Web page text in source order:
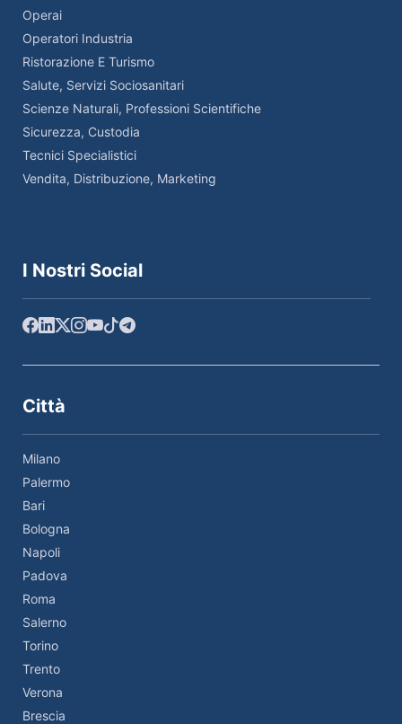
Operai
Operatori Industria
Ristorazione E Turismo
Salute, Servizi Sociosanitari
Scienze Naturali, Professioni Scientifiche
Sicurezza, Custodia
Tecnici Specialistici
Vendita, Distribuzione, Marketing
I Nostri Social
Città
Milano
Palermo
Bari
Bologna
Napoli
Padova
Roma
Salerno
Torino
Trento
Verona
Brescia